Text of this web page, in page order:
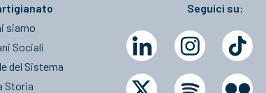
siamo
Sociali
del Sistema
Storia
Seguici su: